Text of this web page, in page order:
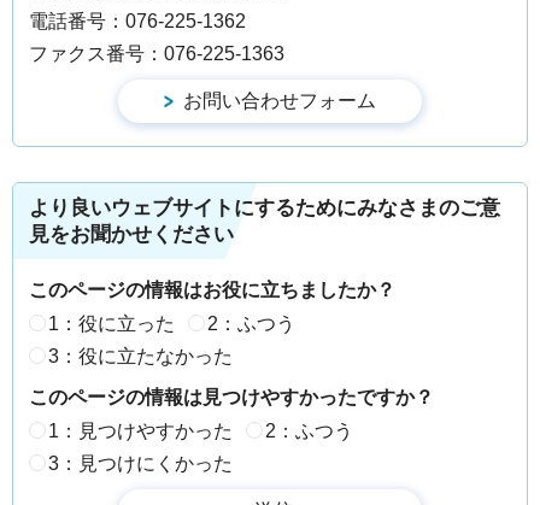
電話番号：076-225-1362
ファクス番号：076-225-1363
より良いウェブサイトにするためにみなさまのご意
見をお聞かせください
このページの情報はお役に立ちましたか？
1：役に立った
2：ふつう
3：役に立たなかった
このページの情報は見つけやすかったですか？
1：見つけやすかった
2：ふつう
3：見つけにくかった